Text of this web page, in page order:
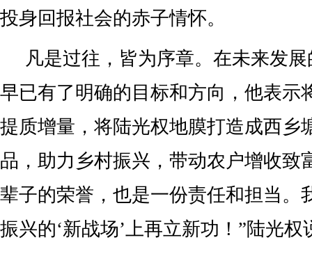
投身回报社会的赤子情怀。
凡是过往，皆为序章。在未来发
早已有了明确的目标和方向，他表示
提质增量，将陆光权地膜打造成西乡
品，助力乡村振兴，带动农户增收致
辈子的荣誉，也是一份责任和担当。
振兴的‘新战场’上再立新功！”陆光权